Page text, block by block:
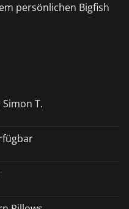
persönlichen Bigfish
T.